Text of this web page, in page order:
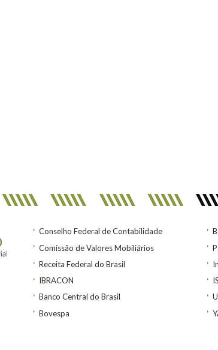
Conselho Federal de Contabilidade
Comissão de Valores Mobiliários
Receita Federal do Brasil
IBRACON
Banco Central do Brasil
Bovespa